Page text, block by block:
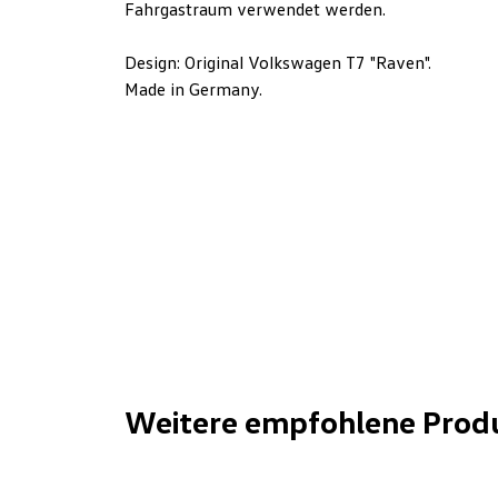
Fahrgastraum verwendet werden.
Design: Original Volkswagen T7 "Raven".
Made in Germany.
Weitere empfohlene